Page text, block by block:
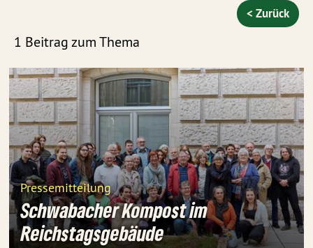
1 Beitrag zum Thema
< Zurück
Pressemitteilung
Schwabacher Kompost im
Reichstagsgebäude